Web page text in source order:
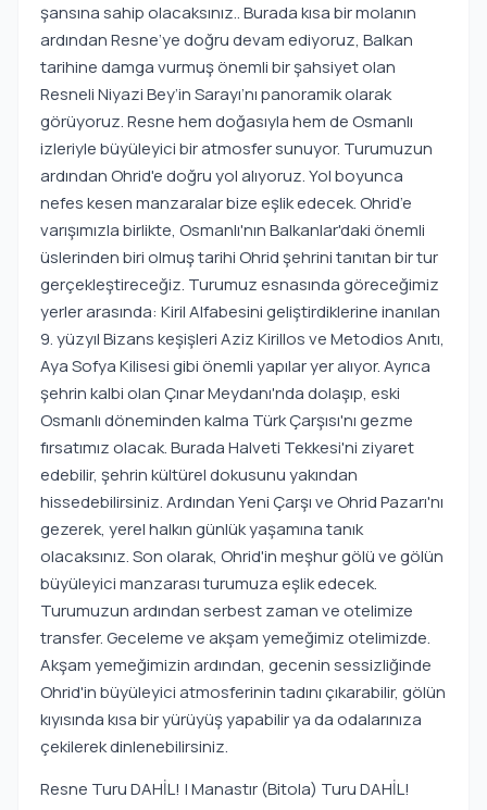
şansına sahip olacaksınız.. Burada kısa bir molanın
ardından Resne’ye doğru devam ediyoruz, Balkan
tarihine damga vurmuş önemli bir şahsiyet olan
Resneli Niyazi Bey’in Sarayı’nı panoramik olarak
görüyoruz. Resne hem doğasıyla hem de Osmanlı
izleriyle büyüleyici bir atmosfer sunuyor. Turumuzun
ardından Ohrid'e doğru yol alıyoruz. Yol boyunca
nefes kesen manzaralar bize eşlik edecek. Ohrid’e
varışımızla birlikte, Osmanlı'nın Balkanlar'daki önemli
üslerinden biri olmuş tarihi Ohrid şehrini tanıtan bir tur
gerçekleştireceğiz. Turumuz esnasında göreceğimiz
yerler arasında: Kiril Alfabesini geliştirdiklerine inanılan
9. yüzyıl Bizans keşişleri Aziz Kirillos ve Metodios Anıtı,
Aya Sofya Kilisesi gibi önemli yapılar yer alıyor. Ayrıca
şehrin kalbi olan Çınar Meydanı'nda dolaşıp, eski
Osmanlı döneminden kalma Türk Çarşısı'nı gezme
fırsatımız olacak. Burada Halveti Tekkesi'ni ziyaret
edebilir, şehrin kültürel dokusunu yakından
hissedebilirsiniz. Ardından Yeni Çarşı ve Ohrid Pazarı'nı
gezerek, yerel halkın günlük yaşamına tanık
olacaksınız. Son olarak, Ohrid'in meşhur gölü ve gölün
büyüleyici manzarası turumuza eşlik edecek.
Turumuzun ardından serbest zaman ve otelimize
transfer. Geceleme ve akşam yemeğimiz otelimizde.
Akşam yemeğimizin ardından, gecenin sessizliğinde
Ohrid'in büyüleyici atmosferinin tadını çıkarabilir, gölün
kıyısında kısa bir yürüyüş yapabilir ya da odalarınıza
çekilerek dinlenebilirsiniz.
Resne Turu DAHİL! | Manastır (Bitola) Turu DAHİL!